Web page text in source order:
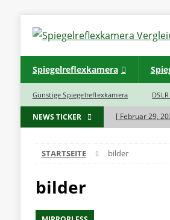
Spiegelreflexkamera
Günstige Spiegelreflexkamera
NEWS TICKER [ Februar 29,
BLOG
STARTSEITE bilder
bilder